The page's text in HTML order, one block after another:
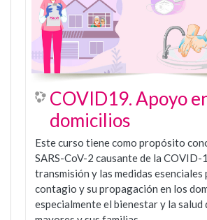
COVID19. Apoyo
domicilios
Este curso tiene como propósito
SARS-CoV-2 causante de la COVID-
transmisión y las medidas
contagio y su propagación en los
especialmente el bienestar y la salud